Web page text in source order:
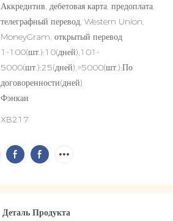
Аккредитив, дебетовая карта, предоплата,
телеграфный перевод, Western Union,
MoneyGram, открытый перевод
1-100(шт.):10(дней),101-
5000(шт.):25(дней),>5000(шт.):По
договоренности(дней)
Фэнкан
XB217
Деталь Продукта